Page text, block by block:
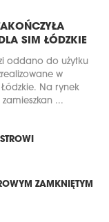
SIM ŁÓDZKIE
oddano do użytku
w
Na rynek
...
ZAMKNIĘTYM